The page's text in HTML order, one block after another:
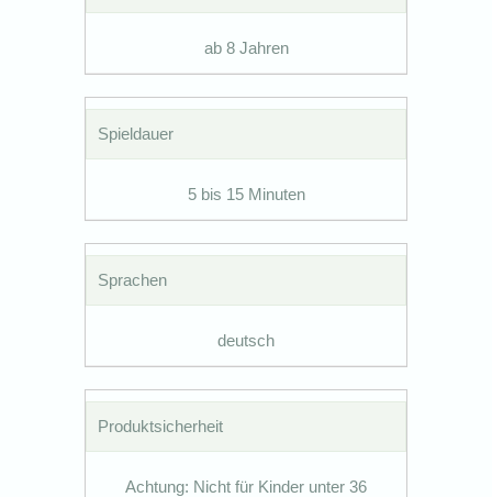
ab 8 Jahren
Spieldauer
5 bis 15 Minuten
Sprachen
deutsch
Produktsicherheit
Achtung: Nicht für Kinder unter 36